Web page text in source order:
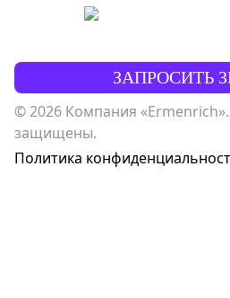
ЗАПРОСИТЬ
© 2026 Компания
защищены.
Политика